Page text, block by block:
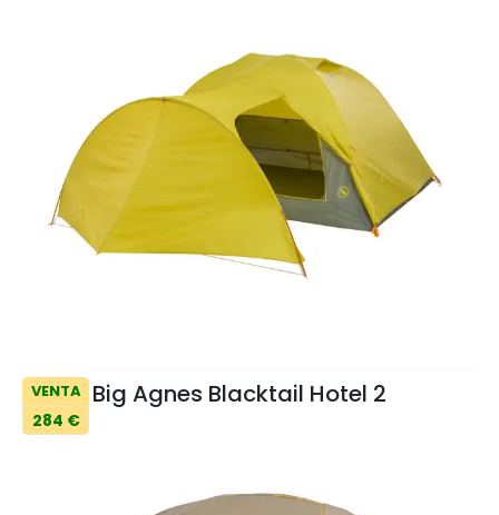
VENTA
284 €
Big Agnes Blacktail Hotel 2